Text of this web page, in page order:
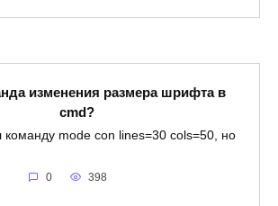
изменения размера шрифта в
cmd?
mode con lines=30 cols=50, но
0 398